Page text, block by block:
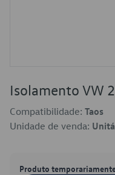
Isolamento VW
Compatibilidade: Taos
Unidade de venda:
Produto